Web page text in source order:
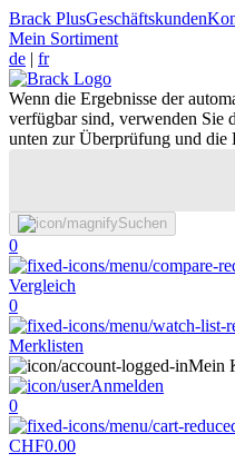
Brack PlusGeschäftskunden
Mein Sortiment
de | fr
Wenn die Ergebnisse der
verfügbar sind, verwenden Sie
unten zur Überprüfung und die
Suchen
0
Vergleich
0
Merklisten
Mein
Anmelden
0
CHF0.00